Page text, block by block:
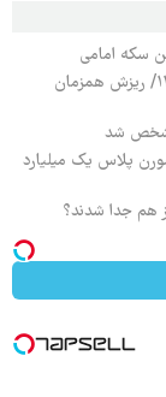
قیمت محصولات ایران خودرو چهارشنبه ۱۴ مرداد ۱۴۰۵/ ریزش همزمان
مشخص شد
ایران خودرو شنبه ۱۰ مرداد ۱۴۰۵/ سورن پلاس یک میلیارد
هم جدا شدند؟